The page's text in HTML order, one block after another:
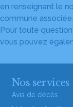
en renseignant le
commune associée.
Pour toute
vous pouvez
Nos services
Avis de décès